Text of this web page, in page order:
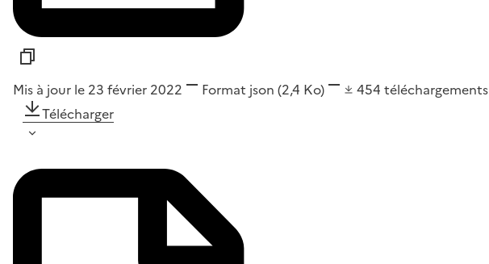
Mis à jour le 23 février 2022 Format json (2,4 Ko) 454 téléchargements
Télécharger